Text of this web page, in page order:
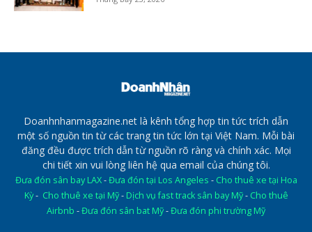
Doanhnhanmagazine.net là kênh tổng hợp tin tức trích dẫn
một số nguồn tin từ các trang tin tức lớn tại Việt Nam. Mỗi bài
đăng đều được trích dẫn từ nguồn rõ ràng và chính xác. Mọi
chi tiết xin vui lòng liên hệ qua email của chúng tôi.
Đưa đón sân bay LAX-Đưa đón tại Los Angeles - Cho thuê xe tại Hoa
Kỳ- Cho thuê xe tại Mỹ- Dịch vụ fast track sân bay Mỹ- Cho thuê
Airbnb -Đưa đón sân bat Mỹ-Đưa đón phi trường Mỹ